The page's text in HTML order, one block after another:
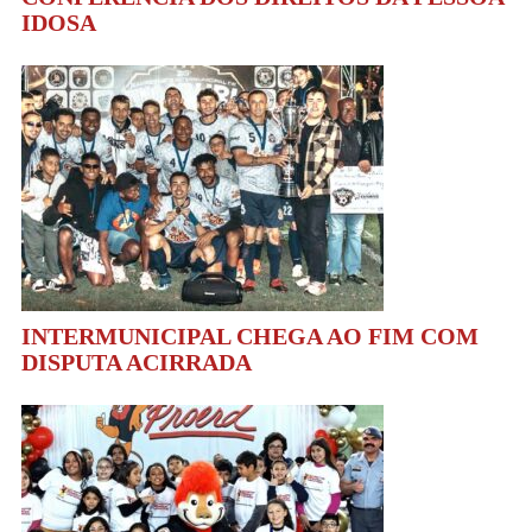
IDOSA
INTERMUNICIPAL CHEGA AO FIM COM
DISPUTA ACIRRADA